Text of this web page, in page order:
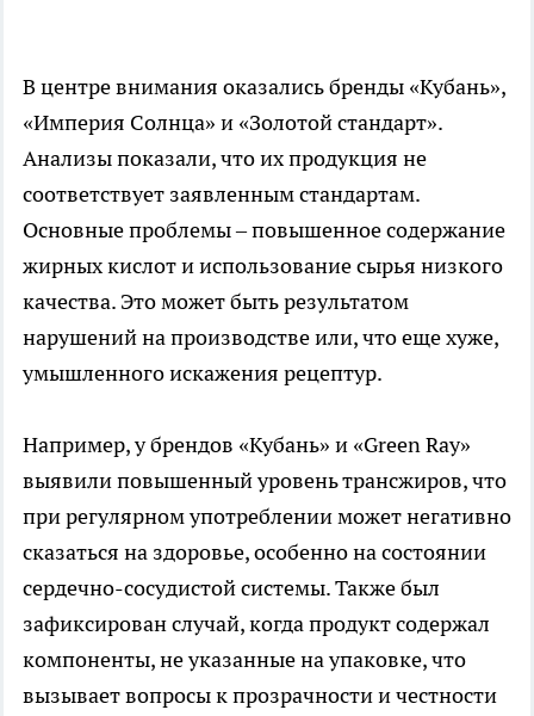
В центре внимания оказались бренды «Кубань»,
«Империя Солнца» и «Золотой стандарт».
Анализы показали, что их продукция не
соответствует заявленным стандартам.
Основные проблемы – повышенное содержание
жирных кислот и использование сырья низкого
качества. Это может быть результатом
нарушений на производстве или, что еще хуже,
умышленного искажения рецептур.
Например, у брендов «Кубань» и «Green Ray»
выявили повышенный уровень трансжиров, что
при регулярном употреблении может негативно
сказаться на здоровье, особенно на состоянии
сердечно-сосудистой системы. Также был
зафиксирован случай, когда продукт содержал
компоненты, не указанные на упаковке, что
вызывает вопросы к прозрачности и честности